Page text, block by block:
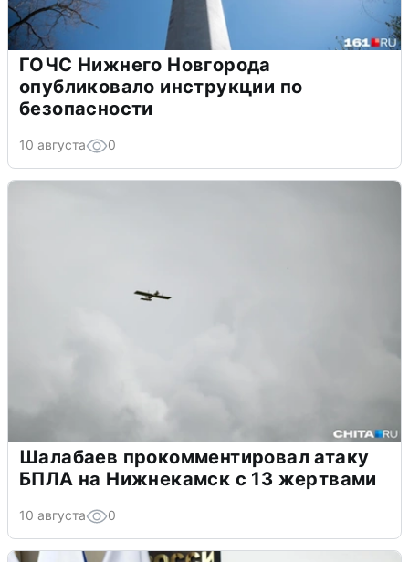
ГОЧС Нижнего Новгорода
опубликовало инструкции по
безопасности
10 августа 0
Шалабаев прокомментировал атаку
БПЛА на Нижнекамск с 13 жертвами
10 августа 0